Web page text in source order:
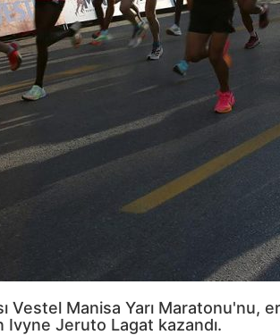
Vestel Manisa Yarı Maratonu'nu,
Ivyne Jeruto Lagat kazandı.